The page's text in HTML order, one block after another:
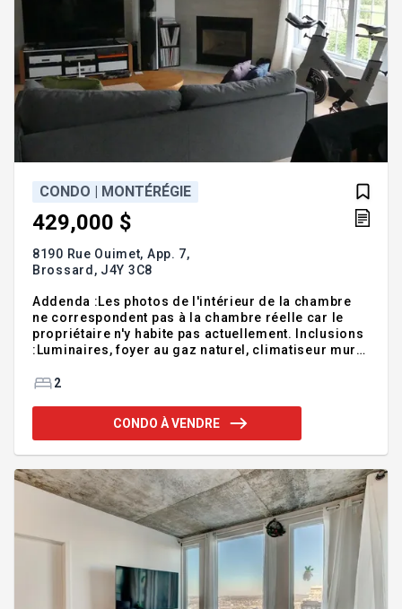
CONDO | MONTÉRÉGIE
429,000 $
8190 Rue Ouimet, App. 7,
Brossard, J4Y 3C8
Addenda :Les photos de l'intérieur de la chambre
ne correspondent pas à la chambre réelle car le
propriétaire n'y habite pas actuellement. Inclusions
:Luminaires, foyer au gaz naturel, climatiseur mural
électrique, chauffe-eau à gaz de 40 gallons,
2
CONDO À VENDRE